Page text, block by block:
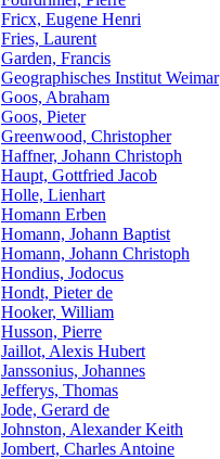
Fricx, Eugene Henri
Fries, Laurent
Garden, Francis
Geographisches Institut Weimar
Goos, Abraham
Goos, Pieter
Greenwood, Christopher
Haffner, Johann Christoph
Haupt, Gottfried Jacob
Holle, Lienhart
Homann Erben
Homann, Johann Baptist
Homann, Johann Christoph
Hondius, Jodocus
Hondt, Pieter de
Hooker, William
Husson, Pierre
Jaillot, Alexis Hubert
Janssonius, Johannes
Jefferys, Thomas
Jode, Gerard de
Johnston, Alexander Keith
Jombert, Charles Antoine